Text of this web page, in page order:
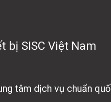
bị SISC Việt Nam
tâm dịch vụ chuẩn